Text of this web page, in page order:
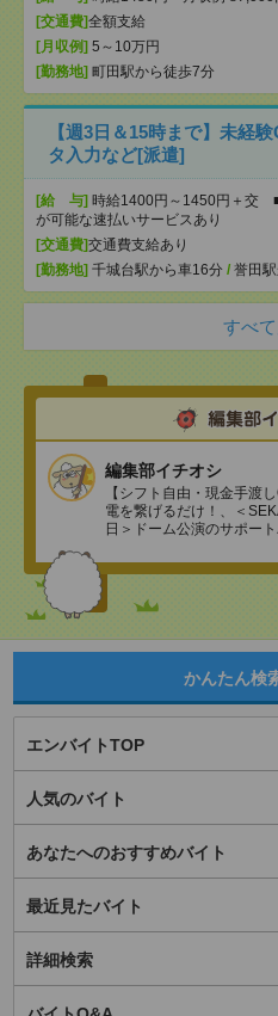
[交通費]全額支給
[月収例] 5～10万円
[勤務地] 町田駅から徒歩7分
【週3日＆15時まで】未経
タ入力など[派遣]
[給 与] 時給1400円～1450円＋交
が可能な速払いサービスあり
[交通費]交通費支給あり
[勤務地] 千城台駅から車16分 / 誉田
すべ
編集部イチオシ
【シフト自由・現金手渡
電を繋げるだけ！、＜
日＞ドーム公演のサポー
かんたん検
エンバイトTOP
人気のバイト
あなたへのおすすめバイト
最近見たバイト
詳細検索